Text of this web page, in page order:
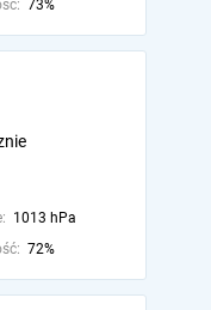
73%
1013 hPa
72%